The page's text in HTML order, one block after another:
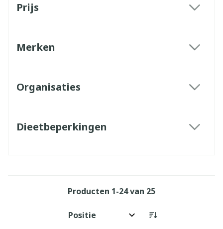
Prijs
Merken
Organisaties
Dieetbeperkingen
Producten 1-24van 25
Sorteer op: